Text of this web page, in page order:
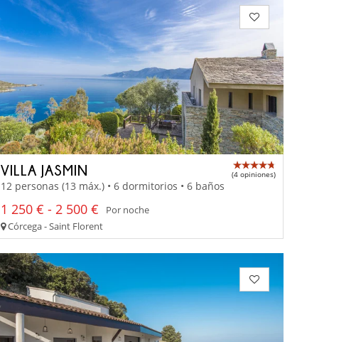
VILLA JASMIN (4 opiniones)
12 personas (13 máx.) • 6 dormitorios • 6 baños
1 250 € - 2 500 €
Por noche
Córcega - Saint Florent